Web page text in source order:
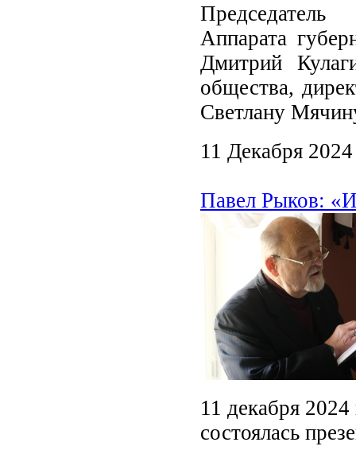
Председатель
Аппарата
Дмитрий
общества,
Светлану
11 Декабря 2024
Павел Рыков:
11 декабря
состоялась